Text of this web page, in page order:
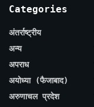
Categories
अंतर्राष्ट्रीय
अन्य
अपराध
अयोध्या (फैजाबाद)
अरुणाचल प्रदेश